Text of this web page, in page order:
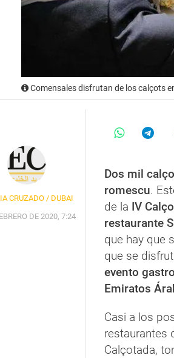
Comensales disfrutan de los calçots
CRUZADO / DUBAI
DE 2020, 7:24
Dos mil
romescu.
de la IV
restaurante
que hay que
que se
evento
Emiratos
Casi a los
restaurantes
Calçotada,